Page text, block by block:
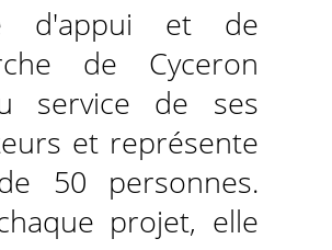
d'appui et de
de Cyceron
service de ses
et représente
50 personnes.
projet, elle